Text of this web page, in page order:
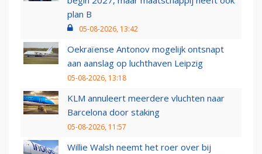
plan B
05-08-2026, 13:42
Oekraïense Antonov mogelijk ontsnapt
aan aanslag op luchthaven Leipzig
05-08-2026, 13:18
KLM annuleert meerdere vluchten naar
Barcelona door staking
05-08-2026, 11:57
Willie Walsh neemt het roer over bij